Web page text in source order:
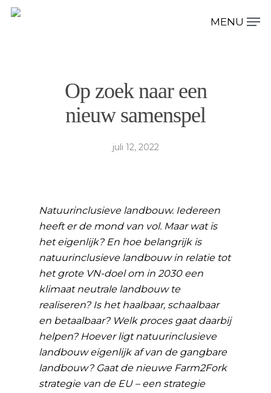
Op zoek naar een
nieuw samenspel
juli 12, 2022
Natuurinclusieve landbouw. Iedereen
heeft er de mond van vol. Maar wat is
het eigenlijk? En hoe belangrijk is
natuurinclusieve landbouw in relatie tot
het grote VN-doel om in 2030 een
klimaat neutrale landbouw te
realiseren? Is het haalbaar, schaalbaar
en betaalbaar? Welk proces gaat daarbij
helpen? Hoever ligt natuurinclusieve
landbouw eigenlijk af van de gangbare
landbouw? Gaat de nieuwe Farm2Fork
strategie van de EU – een strategie